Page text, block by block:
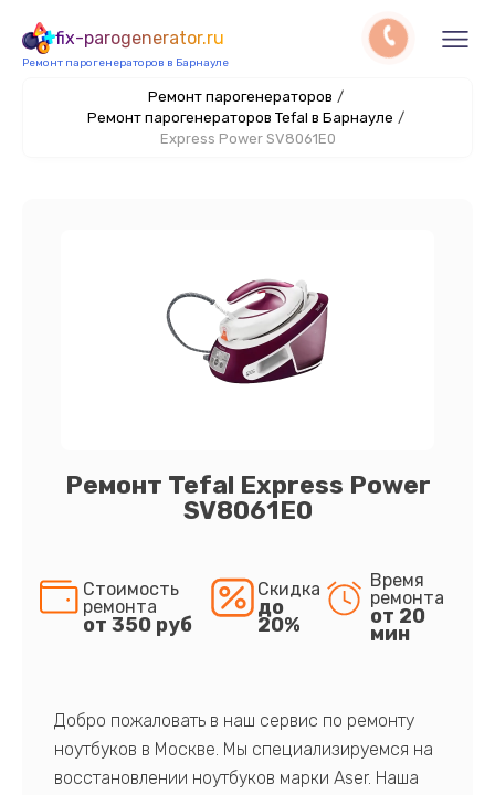
fix-parogenerator.ru
Ремонт парогенераторов в Барнауле
Ремонт парогенераторов /
Ремонт парогенераторов Tefal в Барнауле /
Express Power SV8061E0
Ремонт Tefal Express Power
SV8061E0
Стоимость
ремонта
от 350 руб
Скидка
до
20%
Время
ремонта
от 20
мин
Добро пожаловать в наш сервис по ремонту
ноутбуков в Москве. Мы специализируемся на
восстановлении ноутбуков марки Aser. Наша